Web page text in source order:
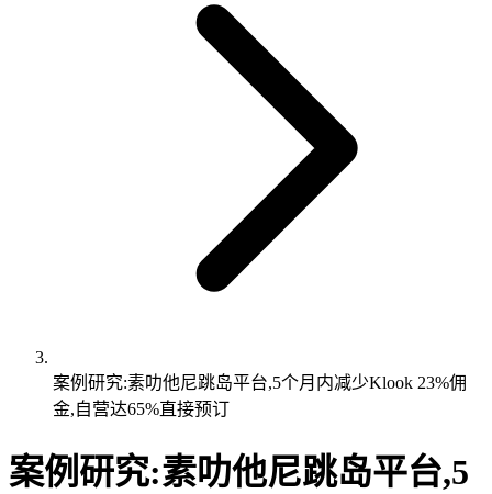
案例研究:素叻他尼跳岛平台,5个月内减少Klook 23%佣
金,自营达65%直接预订
案例研究:素叻他尼跳岛平台,5